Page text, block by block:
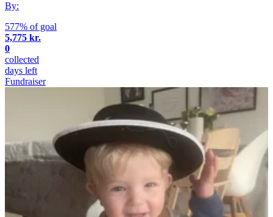
By:
577% of goal
5,775 kr.
0
collected
days left
Fundraiser